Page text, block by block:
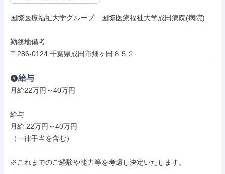
国際医療福祉大学グループ　国際医療福祉大学成田病院(病院)
勤務地備考
〒286-0124 千葉県成田市畑ヶ田８５２
給与
月給22万円～40万円
給与
月給 22万円～40万円
（一律手当を含む）
※これまでのご経験や能力等を考慮し決定いたします。